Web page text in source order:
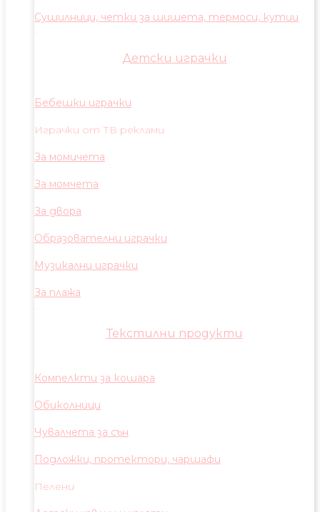
Сушилници, четки за шишета, термоси, кутии
Детски играчки
Бебешки играчки
Играчки от ТВ реклами
За момичета
За момчета
За двора
Образователни играчки
Музикални играчки
За плажа
Текстилни продукти
Компелкти за кошара
Обиколници
Чувалчета за сън
Подложки, протектори, чаршафи
Пелени